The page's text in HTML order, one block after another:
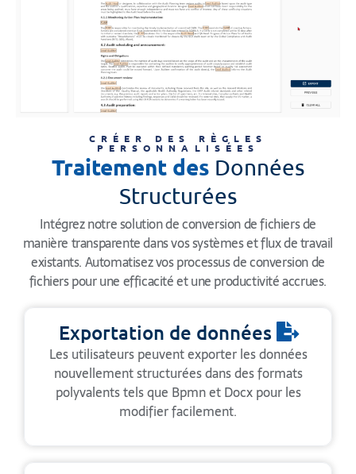
CRÉER DES RÈGLES
PERSONNALISÉES
Traitement des Données
Structurées
Intégrez notre solution de conversion de fichiers de
manière transparente dans vos systèmes et flux de travail
existants. Automatisez vos processus de conversion de
fichiers pour une efficacité et une productivité accrues.
Exportation de données
Les utilisateurs peuvent exporter les données
nouvellement structurées dans des formats
polyvalents tels que Bpmn et Docx pour les
modifier facilement.